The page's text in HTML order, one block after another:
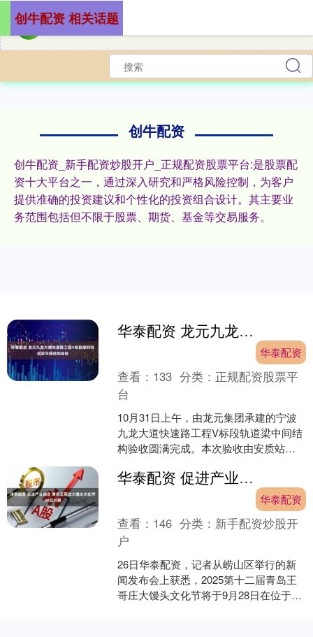
创牛配资
创牛配资_新手配资炒股开户_正规配资股票平台:是股票配
资十大平台之一，通过深入研究和严格风险控制，为客户
提供准确的投资建议和个性化的投资组合设计。其主要业
务范围包括但不限于股票、期货、基金等交易服务。
创牛配资 相关话题
华泰配资 龙元九龙大道快速路工程V标段顺利完成梁中间结构验收
华泰配资
查看： 133 分类： 正规配资股票平
台
10月31日上午，由龙元集团承建的宁波
九龙大道快速路工程V标段轨道梁中间结
构验收圆满完成。本次验收由安质站、
同参与，严格按照相....
华泰配资 促进产业融合 青岛王哥庄大馒头文化节28日开幕
华泰配资
查看： 146 分类： 新手配资炒股开
户
26日华泰配资，记者从崂山区举行的新
闻发布会上获悉，2025第十二届青岛王
哥庄大馒头文化节将于9月28日在位于崂